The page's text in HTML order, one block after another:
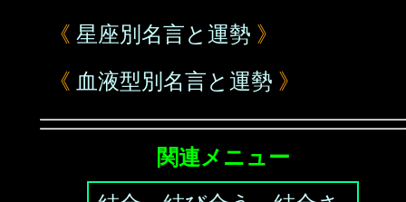
《 星座別名言と運勢 》
《 血液型別名言と運勢 》
関連メニュー